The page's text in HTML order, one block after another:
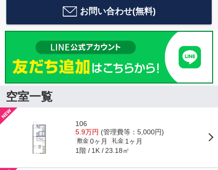
お問い合わせ(無料)
空室一覧
106
5.9万円 (管理費等：5,000円)
敷金 0ヶ月 礼金 1ヶ月
1階 1K 23.18㎡